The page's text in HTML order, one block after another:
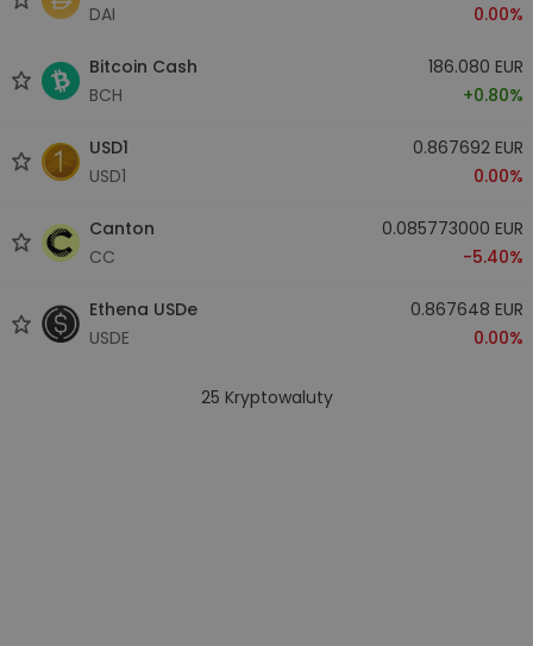
DAI
0.00%
Bitcoin Cash
BCH
186.080 EUR
+0.80%
USD1
USD1
0.867692 EUR
0.00%
Canton
CC
0.085773000 EUR
-5.40%
Ethena USDe
USDE
0.867648 EUR
0.00%
25 Kryptowaluty